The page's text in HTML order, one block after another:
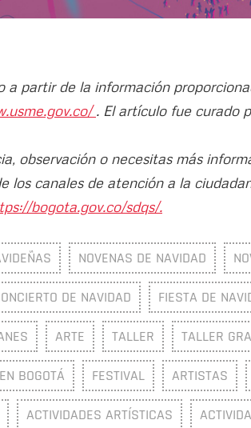
a partir de la información
. El artículo fue curado
observación o necesitas más
los canales de atención a la
bogota.gov.co/sdqs/.
NOVENAS DE NAVIDAD
DE NAVIDAD FIESTA DE
ARTE TALLER TALLER
BOGOTÁ FESTIVAL ARTISTAS
ACTIVIDADES ARTÍSTICAS